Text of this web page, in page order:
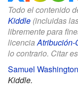
Todo el contenido
Kiddle (incluidas
libremente para
licenciaAtribución-
lo contrario. Citar
Samuel
Kiddle.